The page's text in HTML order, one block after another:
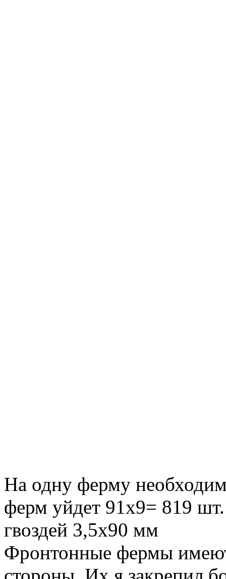
На одну ферму
ферм уйдет 91х9= 819
гвоздей 3,5х90 мм
Фронтонные фермы